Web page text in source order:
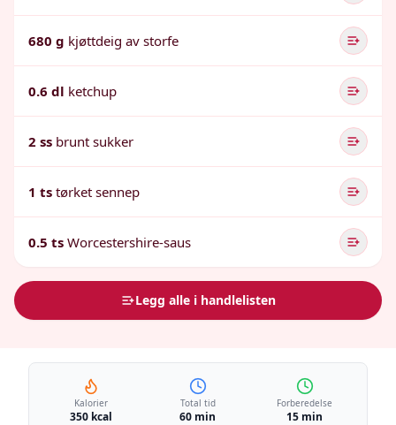
680 g kjøttdeig av storfe
0.6 dl ketchup
2 ss brunt sukker
1 ts tørket sennep
0.5 ts Worcestershire-saus
Legg alle i handlelisten
Kalorier
350 kcal
Total tid
60 min
Forberedelse
15 min